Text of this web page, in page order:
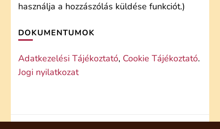
használja a hozzászólás küldése funkciót.)
DOKUMENTUMOK
Adatkezelési Tájékoztató, Cookie Tájékoztató.
Jogi nyilatkozat